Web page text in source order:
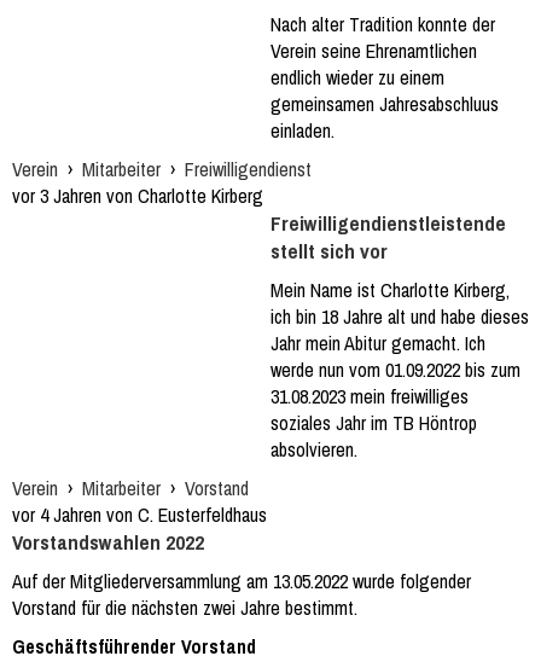
Nach alter Tradition konnte der
Verein seine Ehrenamtlichen
endlich wieder zu einem
gemeinsamen Jahresabschluus
einladen.
Verein › Mitarbeiter › Freiwilligendienst
vor 3 Jahren von Charlotte Kirberg
Freiwilligendienstleistende
stellt sich vor
Mein Name ist Charlotte Kirberg,
ich bin 18 Jahre alt und habe dieses
Jahr mein Abitur gemacht. Ich
werde nun vom 01.09.2022 bis zum
31.08.2023 mein freiwilliges
soziales Jahr im TB Höntrop
absolvieren.
Verein › Mitarbeiter › Vorstand
vor 4 Jahren von C. Eusterfeldhaus
Vorstandswahlen 2022
Auf der Mitgliederversammlung am 13.05.2022 wurde folgender
Vorstand für die nächsten zwei Jahre bestimmt.
Geschäftsführender Vorstand